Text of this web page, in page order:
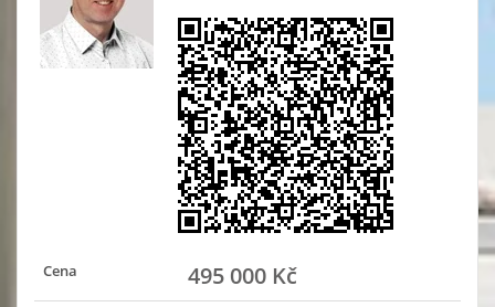
Cena 495 000 Kč